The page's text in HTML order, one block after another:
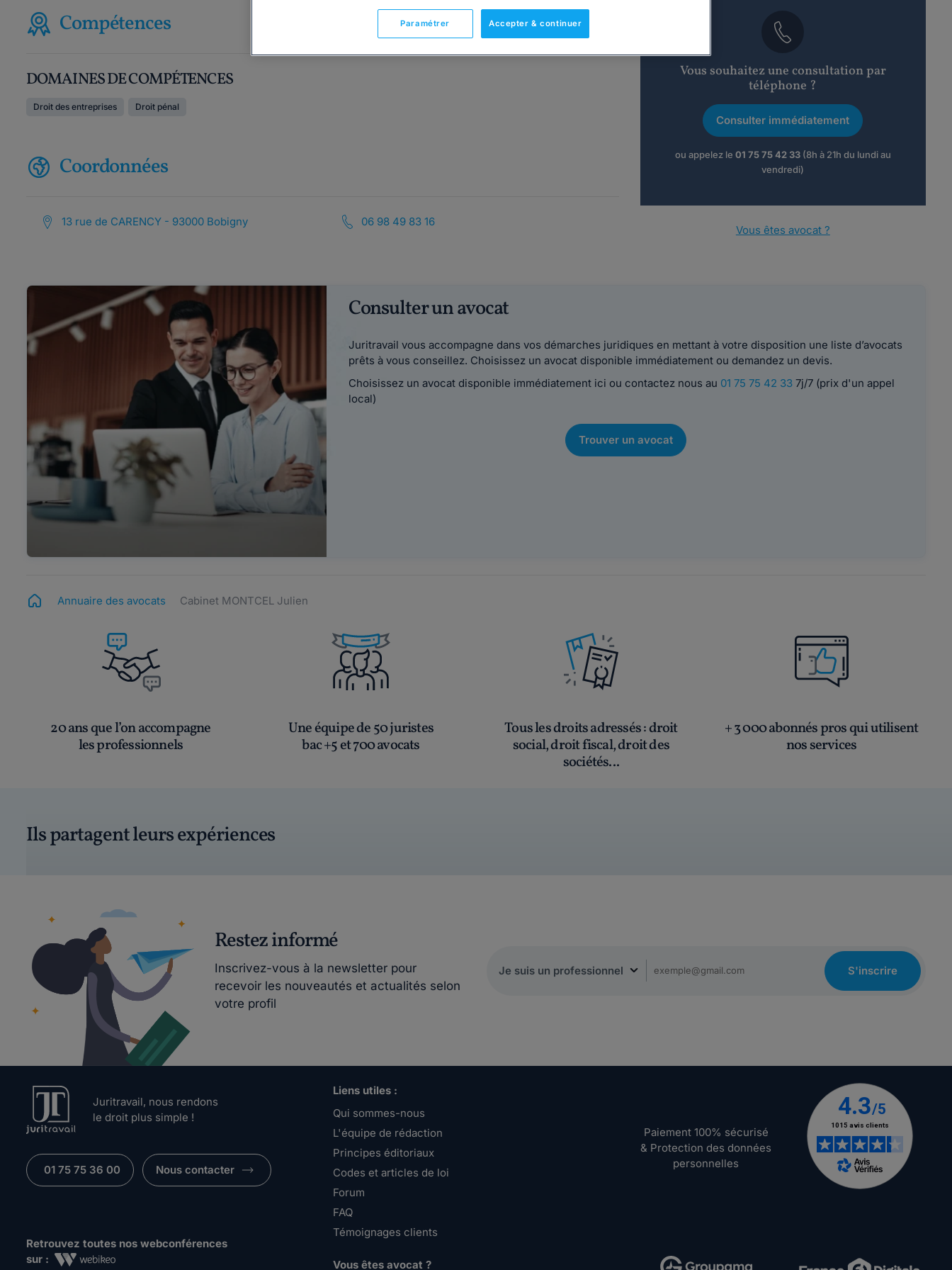
Compétences
DOMAINES DE COMPÉTENCES
Droit des entreprises Droit pénal
Coordonnées
13 rue de CARENCY - 93000 Bobigny 06 98 49 83 16
Vous souhaitez une consultation par
téléphone ?
Consulter immédiatement
ou appelez le 01 75 75 42 33(8h à 21h du lundi au
vendredi)
Vous êtes avocat ?
Consulter un avocat
Juritravail vous accompagne dans vos démarches juridiques en mettant à votre disposition une liste d’avocats
prêts à vous conseillez. Choisissez un avocat disponible immédiatement ou demandez un devis.
Choisissez un avocat disponible immédiatement ici ou contactez nous au 01 75 75 42 337j/7 (prix d'un appel
local)
Trouver un avocat
Annuaire des avocats Cabinet MONTCEL Julien
20 ans que l’on accompagne
les professionnels
Une équipe de 50 juristes
bac +5 et 700 avocats
Tous les droits adressés: droit
social, droit fiscal, droit des
sociétés...
+ 3 000 abonnés pros qui utilisent
nos services
Ils partagent leurs expériences
Restez informé
Inscrivez-vous à la newsletter pour
recevoir les nouveautés et actualités selon
votre profil
S'inscrire
Juritravail, nous rendons
le droit plus simple !
01 75 75 36 00 Nous contacter
Retrouvez toutes nos webconférences
sur :
Liens utiles :
Qui sommes-nous
L'équipe de rédaction
Principes éditoriaux
Codes et articles de loi
Forum
FAQ
Témoignages clients
Vous êtes avocat ?
Paiement 100% sécurisé
& Protection des données
personnelles
Accepter & continuer
Paramétrer